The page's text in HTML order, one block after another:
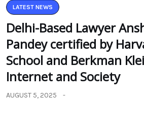
LATEST NEWS
Delhi-Based Lawyer
Pandey certified by
School and Berkman
Internet and Society
AUGUST 5, 2025